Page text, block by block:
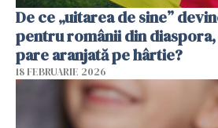
De ce „uitarea de sine”
pentru românii din
pare aranjată pe hârtie?
18 FEBRUARIE 2026